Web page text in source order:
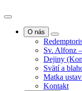
O nás
Sv. Alfonz
Dejiny
Svätí a
Matka
Kontakt